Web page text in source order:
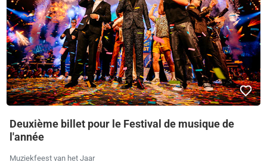
Deuxième billet pour le Festival de musique de
l'année
Muziekfeest van het Jaar